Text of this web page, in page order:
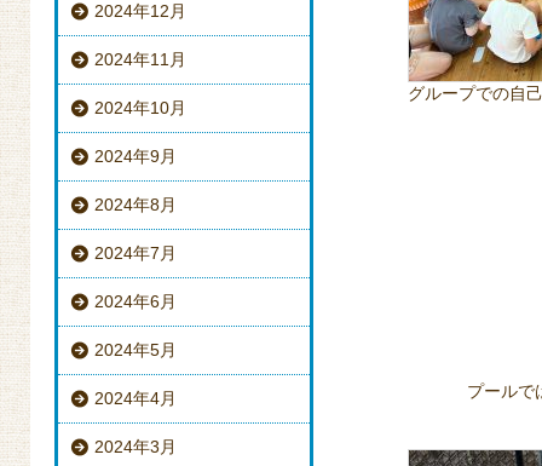
2024年12月
2024年11月
2024年10月
2024年9月
2024年8月
2024年7月
2024年6月
2024年5月
2024年4月
2024年3月
グループでの自
プールで